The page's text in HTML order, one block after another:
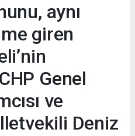
aynı
giren
Genel
ve
Deniz